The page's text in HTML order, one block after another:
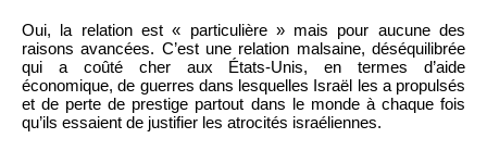
Oui, la relation est « particulière » mais pour aucune des
raisons avancées. C’est une relation malsaine, déséquilibrée
qui a coûté cher aux États-Unis, en termes d’aide
économique, de guerres dans lesquelles Israël les a propulsés
et de perte de prestige partout dans le monde à chaque fois
qu’ils essaient de justifier les atrocités israéliennes.